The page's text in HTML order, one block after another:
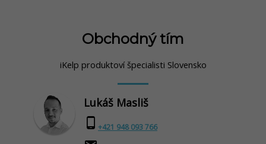
Obchodný tím
iKelp produktoví špecialisti Slovensko
Lukáš Masliš
phone_android +421 948 093 766